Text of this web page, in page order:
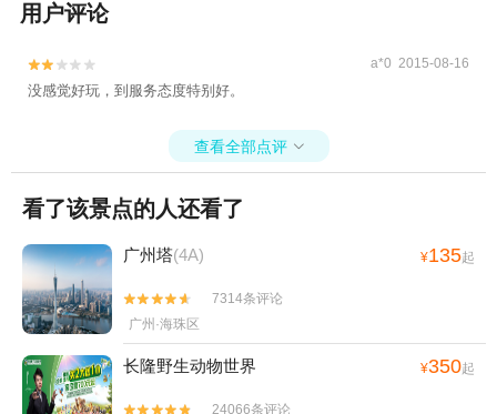
用户评论

 a*0 2015-08-16
没感觉好玩，到服务态度特别好。
查看全部点评 
看了该景点的人还看了
广州塔(4A) ¥135起


7314条评论
广州·海珠区
长隆野生动物世界 ¥350起

 24066条评论